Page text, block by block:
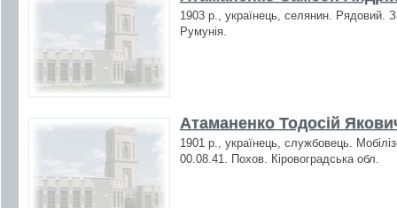
1903 р., українець, селянин. Рядовий.
Румунія.
Атаманенко Тодосій
1901 р., українець, службовець.
00.08.41. Похов. Кіровоградська обл.